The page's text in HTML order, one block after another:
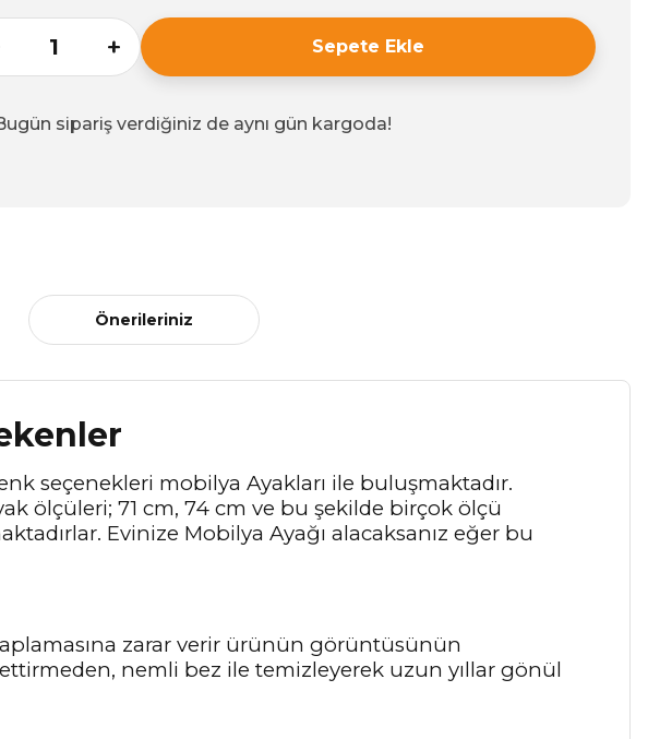
Sepete Ekle
sipariş verdiğiniz de aynı gün kargoda!
Önerileriniz
seçenekleri mobilya Ayakları ile buluşmaktadır.
ölçüleri; 71 cm, 74 cm ve bu şekilde birçok ölçü
Evinize Mobilya Ayağı alacaksanız eğer bu
zarar verir ürünün görüntüsünün
ettirmeden, nemli bez ile temizleyerek uzun yıllar gönül